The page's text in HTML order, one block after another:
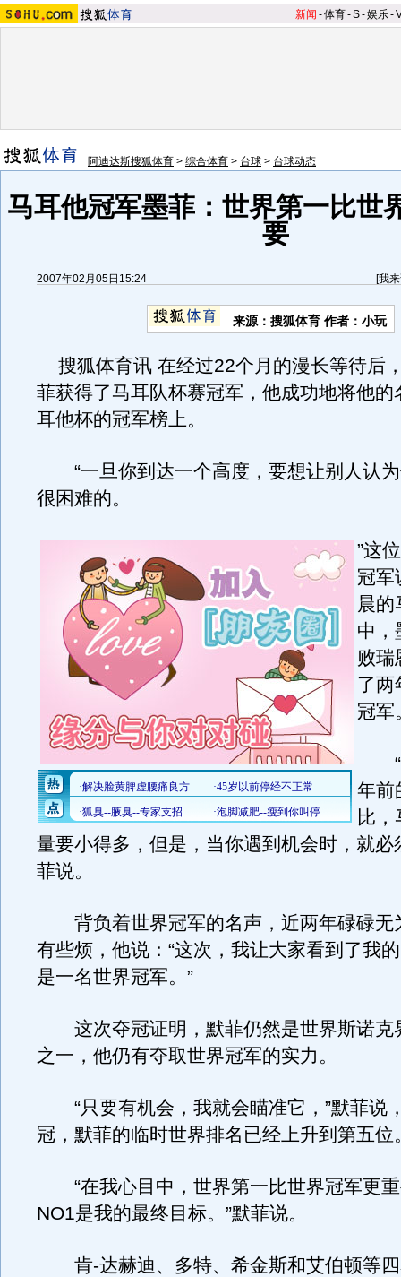
新闻 -体育-S-娱乐-
阿迪达斯搜狐体育 > 综合体育 > 台球 > 台球动态
马耳他冠军墨菲：世界第一比世
要
2007年02月05日15:24 [我
来源：搜狐体育 作者：小玩
搜狐体育讯 在经过22个月的漫长等待后
菲获得了马耳队杯赛冠军，他成功地将他的
耳他杯的冠军榜上。
“一旦你到达一个高度，要想让别人认为
很困难的。
”这
冠军
晨的
中，
败瑞
了两
冠军
“
年前
比
量要小得多，但是，当你遇到机会时，就必
菲说。
背负着世界冠军的名声，近两年碌碌无
有些烦，他说：“这次，我让大家看到了我
是一名世界冠军。”
这次夺冠证明，默菲仍然是世界斯诺克
之一，他仍有夺取世界冠军的实力。
“只要有机会，我就会瞄准它，”默菲说
冠，默菲的临时世界排名已经上升到第五位
“在我心目中，世界第一比世界冠军更
NO1是我的最终目标。”默菲说。
肯-达赫迪、多特、希金斯和艾伯顿等四